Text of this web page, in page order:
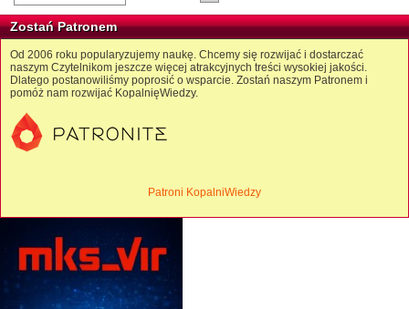
Zostań Patronem
Od 2006 roku popularyzujemy naukę. Chcemy się rozwijać i dostarczać
naszym Czytelnikom jeszcze więcej atrakcyjnych treści wysokiej jakości.
Dlatego postanowiliśmy poprosić o wsparcie. Zostań naszym Patronem i
pomóż nam rozwijać KopalnięWiedzy.
Patroni KopalniWiedzy